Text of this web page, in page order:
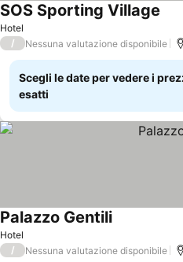
Hotel
SOS Sporting Village
/ Nessuna valutazione disponibile
Scegli le date per vedere i
esatti
Hotel
Palazzo Gentili
/ Nessuna valutazione disponibile